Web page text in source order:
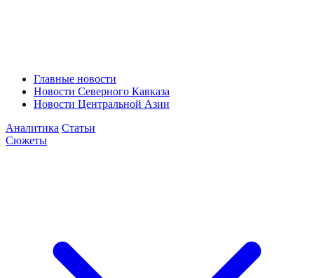
Главные новости
Новости Северного Кавказа
Новости Центральной Азии
Аналитика Статьи
Сюжеты